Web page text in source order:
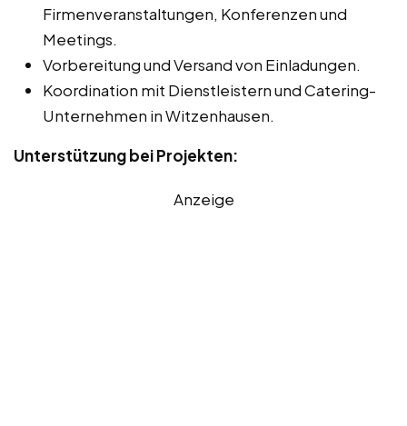
Firmenveranstaltungen, Konferenzen und
Meetings.
Vorbereitung und Versand von Einladungen.
Koordination mit Dienstleistern und Catering-
Unternehmen in Witzenhausen.
Unterstützung bei Projekten:
Anzeige